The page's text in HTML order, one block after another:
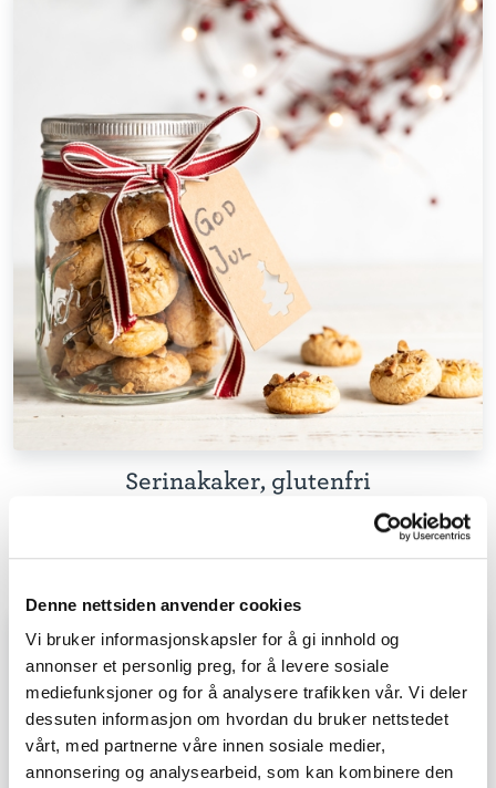
Denne nettsiden anvender cookies
Vi bruker informasjonskapsler for å gi innhold og
annonser et personlig preg, for å levere sosiale
mediefunksjoner og for å analysere trafikken vår. Vi deler
dessuten informasjon om hvordan du bruker nettstedet
vårt, med partnerne våre innen sosiale medier,
annonsering og analysearbeid, som kan kombinere den
Serinakaker, glutenfri